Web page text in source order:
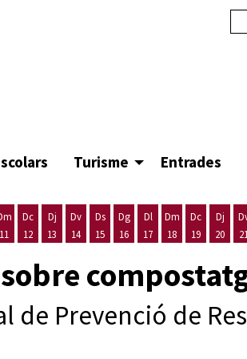
Turisme Entrades
11
Dc
12
Dj
13
Dv
14
Ds
15
Dg
16
Dl
17
Dm
18
Dc
19
Dj
20
de Prevenció de